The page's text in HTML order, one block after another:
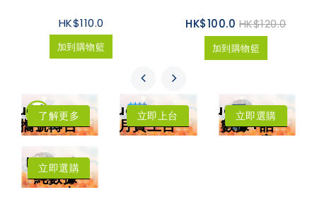
HK$110.0
加到購物籃
HK$100.0 HK$120.0
加到購物籃
LuckySIM
攜號轉台
年卡費用低至每
了解更多 LuckySIM
月費上台
低至每月HK$8
立即上台 LuckySIM
數據+話
音
立即選購
Lucky2
純數據
卡
立即選購